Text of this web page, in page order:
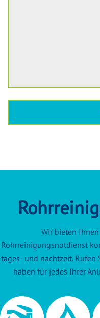
Wir bieten
Rohrreinigungsnotdienst
tages- und nachtzeit. Rufen
haben für jedes Ihrer